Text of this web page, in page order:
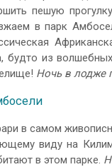
пешую
в парк
будто из
Ночь в лодже
в самом
виду на
в этом парке.